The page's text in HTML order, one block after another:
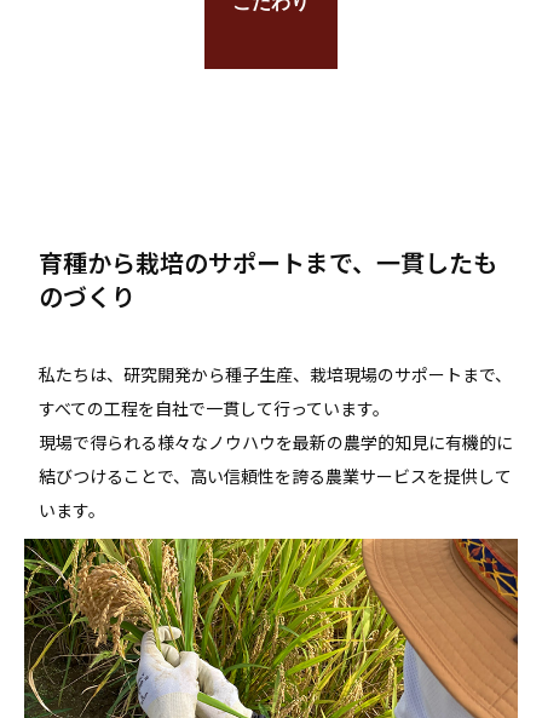
育種から栽培のサポートまで、一貫したも
のづくり
私たちは、研究開発から種子生産、栽培現場のサポートまで、
すべての工程を自社で一貫して行っています。
現場で得られる様々なノウハウを最新の農学的知見に有機的に
結びつけることで、高い信頼性を誇る農業サービスを提供して
います。